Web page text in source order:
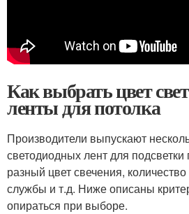
Как выбрать цвет
ленты для потолка
Производители выпускают
светодиодных лент для
разный цвет свечения,
службы и т.д. Ниже описаны
опираться при выборе.